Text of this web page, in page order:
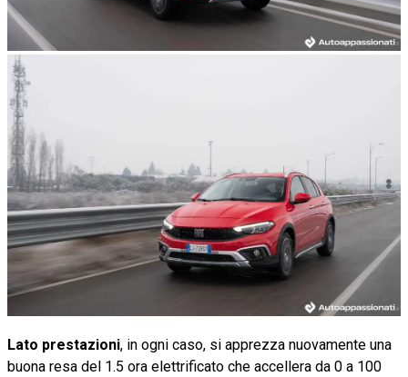
Lato prestazioni, in ogni caso, si apprezza nuovamente una
buona resa del 1.5 ora elettrificato che accellera da 0 a 100